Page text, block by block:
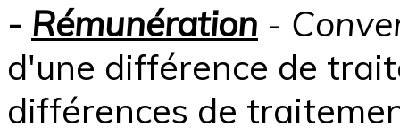
- Rémunération -
d'une différence de
différences de